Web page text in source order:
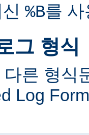
%B를
그 형식
른 형식
Log